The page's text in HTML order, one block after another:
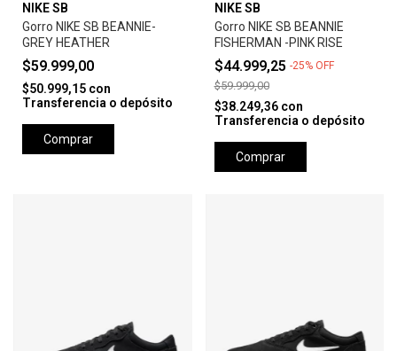
NIKE SB
Gorro NIKE SB BEANNIE-
GREY HEATHER
$59.999,00
$50.999,15 con
Transferencia o depósito
Comprar
NIKE SB
Gorro NIKE SB BEANNIE
FISHERMAN -PINK RISE
$44.999,25 -25% OFF
$59.999,00
$38.249,36 con
Transferencia o depósito
Comprar